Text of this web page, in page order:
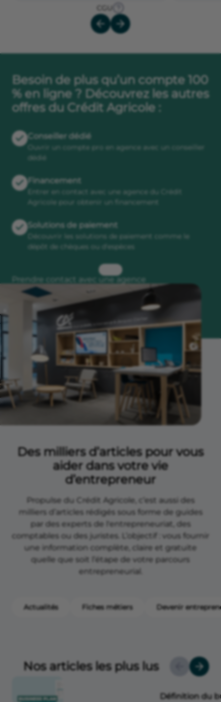
Besoin de plus qu’un compte 100
% en ligne ? Découvrez les autres
offres du Crédit Agricole :
Conseiller dédié
Ouvrir un compte pro en agence avec un conseiller
dédié
Financement
Entrer en contact avec une agence du Crédit
Agricole pour obtenir un financement
Solutions de paiement
Découvrir les solutions de paiement comme le
dépôt de chèques ou d'espèces
Prendre contact avec une agence
Des milliers d’articles pour vous
aider dans votre vie
d’entrepreneur
Propulse du Crédit Agricole, c’est aussi des
milliers d’articles rédigés sous forme de guides
par des experts de l'entrepreneuriat, des
comptables ou des juristes. L’objectif : vous fournir
une information complète, claire et gratuite
quelle que soit l’étape de votre parcours
entrepreneurial.
Actualités Fiches métiers Devenir
Nos articles les plus lus
Définition du